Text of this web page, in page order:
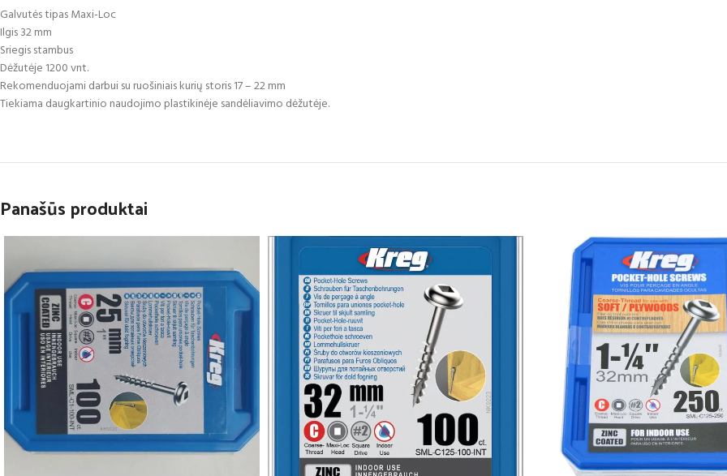
Galvutės tipas Maxi-Loc
Ilgis 32 mm
Sriegis stambus
Dėžutėje 1200 vnt.
Rekomenduojami darbui su ruošiniais kurių storis 17 – 22 mm
Tiekiama daugkartinio naudojimo plastikinėje sandėliavimo dėžutėje.
Panašūs produktai